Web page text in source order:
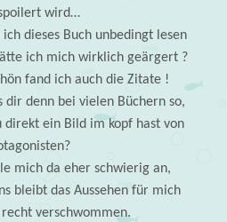
wird…
ich dieses Buch unbedingt lesen
ich mich wirklich geärgert ?
fand ich auch die Zitate !
dir denn bei vielen Büchern so,
direkt ein Bild im kopf hast von
mich da eher schwierig an,
bleibt das Aussehen für mich
verschwommen.